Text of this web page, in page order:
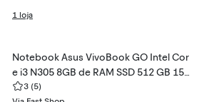
1 loja
Notebook Asus VivoBook GO Intel Cor
e i3 N305 8GB de RAM SSD 512 GB 15,
6" Full HD Linux E1504GA-NJ438
3 (5)